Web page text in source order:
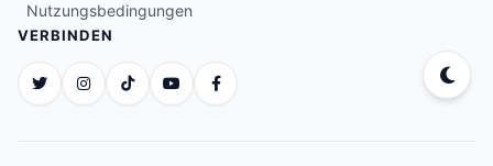
Nutzungsbedingungen
VERBINDEN